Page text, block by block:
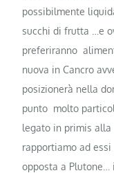
possibilmente
succhi di frutta …e
preferiranno
nuova in Cancro
posizionerà nella
punto molto
legato in primis
rapportiamo ad
opposta a Plutone…